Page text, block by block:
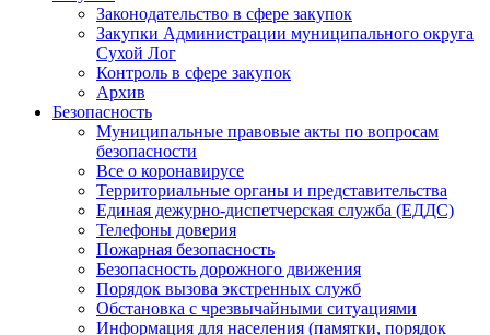
Законодательство в сфере закупок
Закупки Администрации муниципального округа
Сухой Лог
Контроль в сфере закупок
Архив
Безопасность
Муниципальные правовые акты по вопросам
безопасности
Все о коронавирусе
Территориальные органы и представительства
Единая дежурно-диспетчерская служба (ЕДДС)
Телефоны доверия
Пожарная безопасность
Безопасность дорожного движения
Порядок вызова экстренных служб
Обстановка с чрезвычайными ситуациями
Информация для населения (памятки, порядок